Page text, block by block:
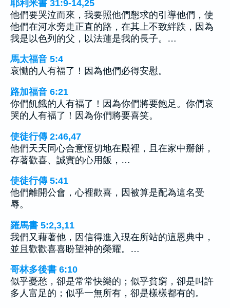
耶利米書 31:9-14,25
他們要哭泣而來，我要照他們懇求的引導他們，使
他們在河水旁走正直的路，在其上不致絆跌，因為
我是以色列的父，以法蓮是我的長子。…
馬太福音 5:4
哀慟的人有福了！因為他們必得安慰。
路加福音 6:21
你們飢餓的人有福了！因為你們將要飽足。你們哀
哭的人有福了！因為你們將要喜笑。
使徒行傳 2:46,47
他們天天同心合意恆切地在殿裡，且在家中掰餅，
存著歡喜、誠實的心用飯，…
使徒行傳 5:41
他們離開公會，心裡歡喜，因被算是配為這名受
辱。
羅馬書 5:2,3,11
我們又藉著他，因信得進入現在所站的這恩典中，
並且歡歡喜喜盼望神的榮耀。…
哥林多後書 6:10
似乎憂愁，卻是常常快樂的；似乎貧窮，卻是叫許
多人富足的；似乎一無所有，卻是樣樣都有的。